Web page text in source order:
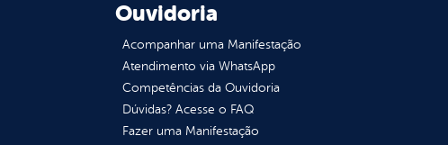
Ouvidoria
Acompanhar uma Manifestação
Atendimento via WhatsApp
Competências da Ouvidoria
Dúvidas? Acesse o FAQ
Fazer uma Manifestação